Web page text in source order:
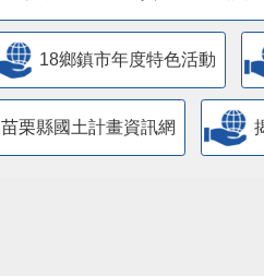
18鄉鎮市年度特色活動
苗栗縣國土計畫資訊網